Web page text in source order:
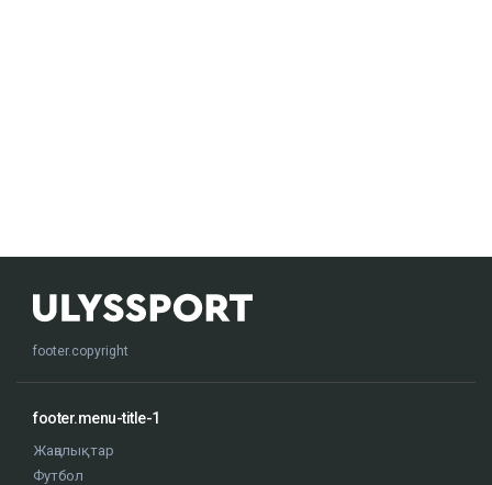
footer.copyright
footer.menu-title-1
Жаңалықтар
Футбол